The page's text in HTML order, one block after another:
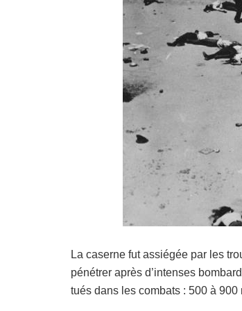
La caserne fut assiégée par les
pénétrer après d’intenses
tués dans les combats : 500 à